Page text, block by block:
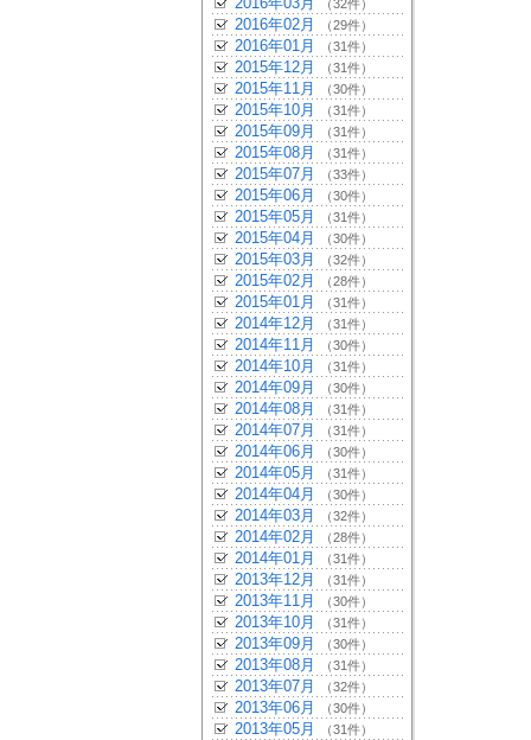
（32件）
2016年02月 （29件）
2016年01月 （31件）
2015年12月 （31件）
2015年11月 （30件）
2015年10月 （31件）
2015年09月 （31件）
2015年08月 （31件）
2015年07月 （33件）
2015年06月 （30件）
2015年05月 （31件）
2015年04月 （30件）
2015年03月 （32件）
2015年02月 （28件）
2015年01月 （31件）
2014年12月 （31件）
2014年11月 （30件）
2014年10月 （31件）
2014年09月 （30件）
2014年08月 （31件）
2014年07月 （31件）
2014年06月 （30件）
2014年05月 （31件）
2014年04月 （30件）
2014年03月 （32件）
2014年02月 （28件）
2014年01月 （31件）
2013年12月 （31件）
2013年11月 （30件）
2013年10月 （31件）
2013年09月 （30件）
2013年08月 （31件）
2013年07月 （32件）
2013年06月 （30件）
2013年05月 （31件）